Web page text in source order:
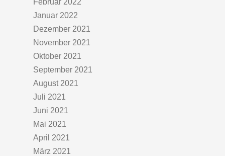
Februar 2022
Januar 2022
Dezember 2021
November 2021
Oktober 2021
September 2021
August 2021
Juli 2021
Juni 2021
Mai 2021
April 2021
März 2021